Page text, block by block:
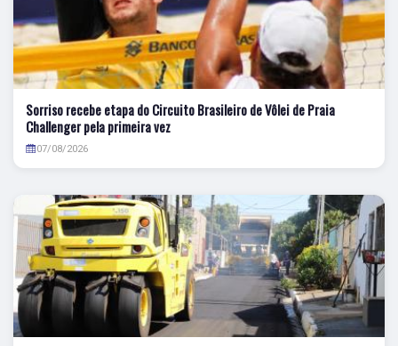
Sorriso recebe etapa do Circuito Brasileiro de Vôlei de Praia
Challenger pela primeira vez
07/08/2026